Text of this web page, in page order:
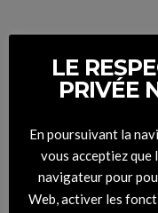
LE
PRIVÉE
En poursuivant la
vous acceptiez
navigateur pour
Web, activer les